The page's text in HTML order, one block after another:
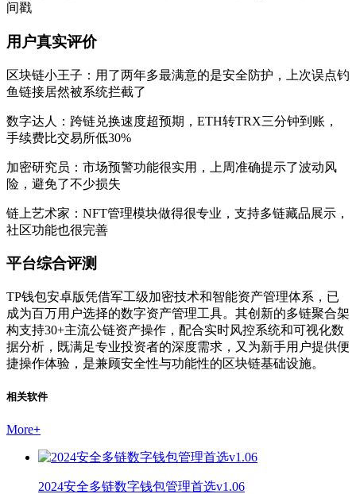
间戳
用户真实评价
区块链小王子：用了两年多最满意的是安全防护，上次误点钓
鱼链接居然被系统拦截了
数字达人：跨链兑换速度超预期，ETH转TRX三分钟到账，
手续费比交易所低30%
加密研究员：市场预警功能很实用，上周准确提示了波动风
险，避免了不少损失
链上艺术家：NFT管理模块做得很专业，支持多链藏品展示，
社区功能也很完善
平台综合评测
TP钱包安卓版凭借军工级加密技术和智能资产管理体系，已
成为百万用户选择的数字资产管理工具。其创新的多链聚合架
构支持30+主流公链资产操作，配合实时风控系统和可视化数
据分析，既满足专业投资者的深度需求，又为新手用户提供便
捷操作体验，是兼顾安全性与功能性的区块链基础设施。
相关软件
More+
2024安全多链数字钱包管理首选v1.06